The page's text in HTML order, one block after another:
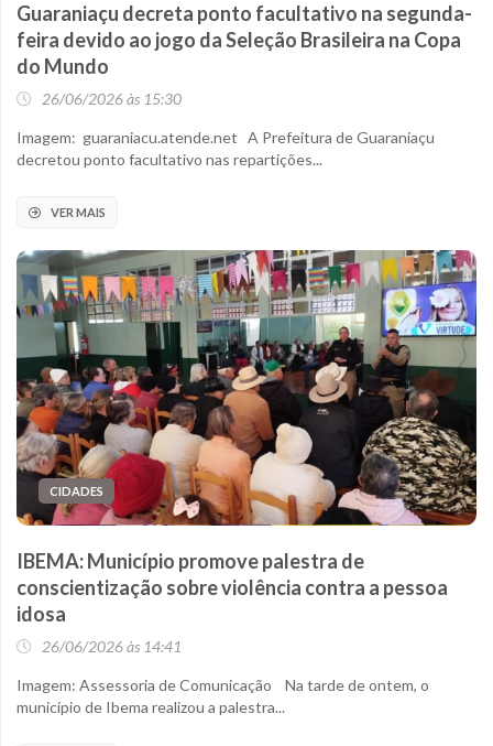
Guaraniaçu decreta ponto facultativo na segunda-
feira devido ao jogo da Seleção Brasileira na Copa
do Mundo
26/06/2026 às 15:30
Imagem: guaraniacu.atende.net A Prefeitura de Guaraniaçu
decretou ponto facultativo nas repartições...
VER MAIS
CIDADES
IBEMA: Município promove palestra de
conscientização sobre violência contra a pessoa
idosa
26/06/2026 às 14:41
Imagem: Assessoria de Comunicação Na tarde de ontem, o
município de Ibema realizou a palestra...